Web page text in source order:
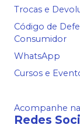
Trocas e
Código de
Consumidor
WhatsApp
Cursos e
Acompanhe
Redes